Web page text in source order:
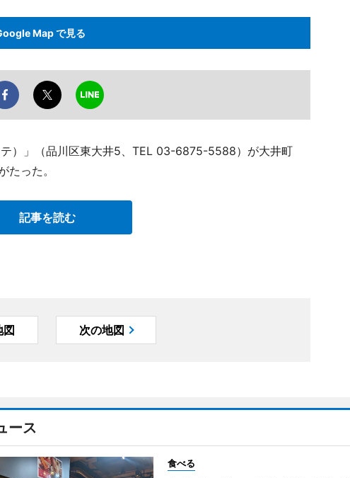
Map で見る
）」（品川区東大井5、TEL 03-6875-5588）が大井町
たった。
記事を読む
図 次の地図
ース
食べる